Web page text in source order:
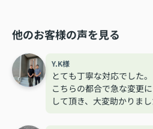
他のお客様の声を見る
Y.K様
とても丁寧な対応でした。
こちらの都合で急な変更
して頂き、大変助かりまし